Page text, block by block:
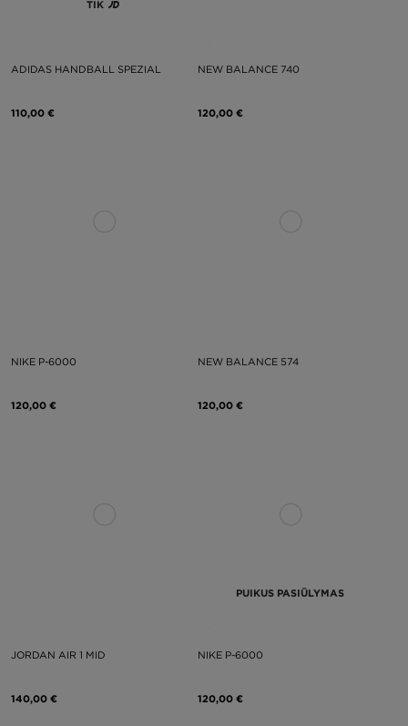
TIK
ADIDAS HANDBALL SPEZIAL
110,00 €
NEW BALANCE 740
120,00 €
NIKE P-6000
120,00 €
NEW BALANCE 574
120,00 €
JORDAN AIR 1 MID
140,00 €
PUIKUS PASIŪLYMAS
NIKE P-6000
120,00 €